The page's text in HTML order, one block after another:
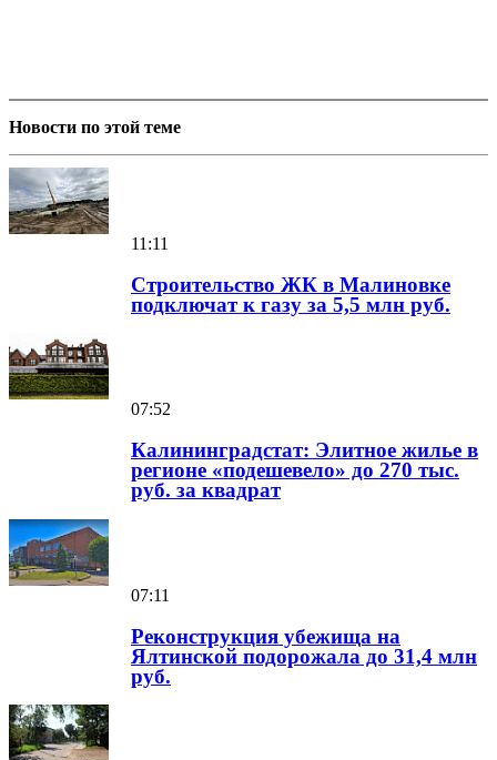
Новости по этой теме
11:11
Строительство ЖК в Малиновке
подключат к газу за 5,5 млн руб.
07:52
Калининградстат: Элитное жилье в
регионе «подешевело» до 270 тыс.
руб. за квадрат
07:11
Реконструкция убежища на
Ялтинской подорожала до 31,4 млн
руб.